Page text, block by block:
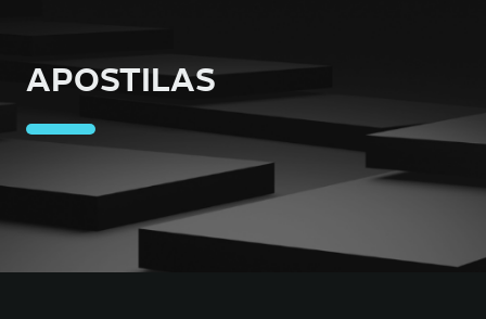
APOSTILAS